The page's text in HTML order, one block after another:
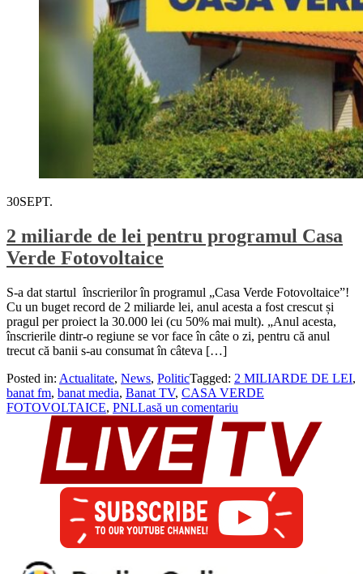
30SEPT.
2 miliarde de lei pentru programul Casa
Verde Fotovoltaice
S-a dat startul înscrierilor în programul „Casa Verde Fotovoltaice”!
Cu un buget record de 2 miliarde lei, anul acesta a fost crescut și
pragul per proiect la 30.000 lei (cu 50% mai mult). „Anul acesta,
înscrierile dintr-o regiune se vor face în câte o zi, pentru că anul
trecut că banii s-au consumat în câteva […]
Posted in: Actualitate, News, PoliticTagged: 2 MILIARDE DE LEI,
banat fm, banat media, Banat TV, CASA VERDE
FOTOVOLTAICE, PNLLasă un comentariu